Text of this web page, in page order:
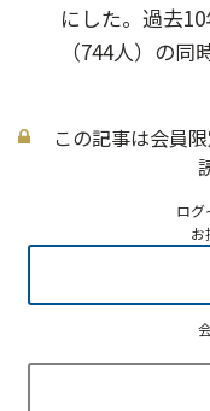
にした。過去
（744人）の
この記事は会員
ログ
お